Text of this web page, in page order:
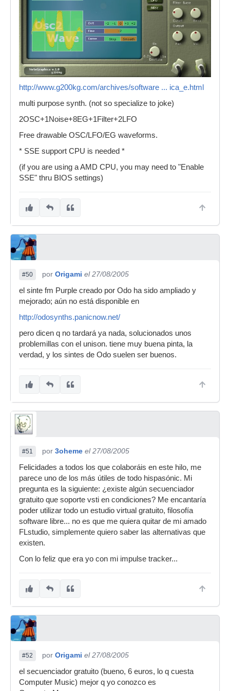
http://www.g200kg.com/archives/software ... ica_e.html
multi purpose synth. (not so specialize to joke)
2OSC+1Noise+8EG+1Filter+2LFO
Free drawable OSC/LFO/EG waveforms.
* SSE support CPU is needed *
(if you are using a AMD CPU, you may need to "Enable
SSE" thru BIOS settings)
#50 por Origami el 27/08/2005
el sinte fm Purple creado por Odo ha sido ampliado y
mejorado; aún no está disponible en
http://odosynths.panicnow.net/
pero dicen q no tardará ya nada, solucionados unos
problemillas con el unison. tiene muy buena pinta, la
verdad, y los sintes de Odo suelen ser buenos.
#51 por 3oheme el 27/08/2005
Felicidades a todos los que colaboráis en este hilo, me
parece uno de los más útiles de todo hispasónic. Mi
pregunta es la siguiente: ¿existe algún secuenciador
gratuito que soporte vsti en condiciones? Me encantaría
poder utilizar todo un estudio virtual gratuito, filosofía
software libre... no es que me quiera quitar de mi amado
FLstudio, simplemente quiero saber las alternativas que
existen.
Con lo feliz que era yo con mi impulse tracker...
#52 por Origami el 27/08/2005
el secuenciador gratuito (bueno, 6 euros, lo q cuesta
Computer Music) mejor q yo conozco es